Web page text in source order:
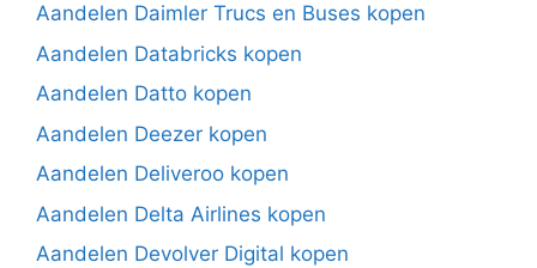
Aandelen Daimler Trucs en Buses kopen
Aandelen Databricks kopen
Aandelen Datto kopen
Aandelen Deezer kopen
Aandelen Deliveroo kopen
Aandelen Delta Airlines kopen
Aandelen Devolver Digital kopen